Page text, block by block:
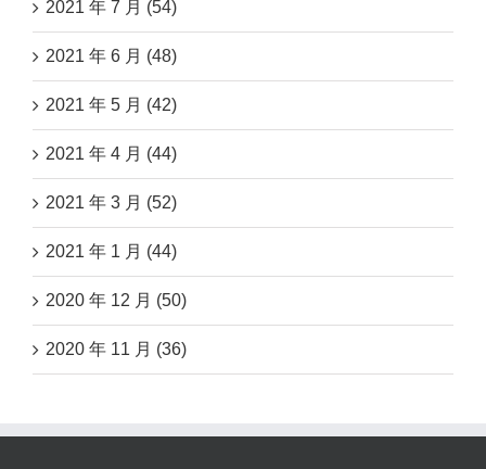
2021 年 7 月 (54)
2021 年 6 月 (48)
2021 年 5 月 (42)
2021 年 4 月 (44)
2021 年 3 月 (52)
2021 年 1 月 (44)
2020 年 12 月 (50)
2020 年 11 月 (36)